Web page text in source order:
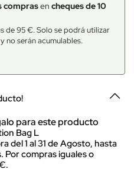
comprasen cheques de 10
de 95 €. Solo se podrá utilizar
y no serán acumulables.
para este producto
Bag L
del 1 al 31 de Agosto, hasta
Por compras iguales o